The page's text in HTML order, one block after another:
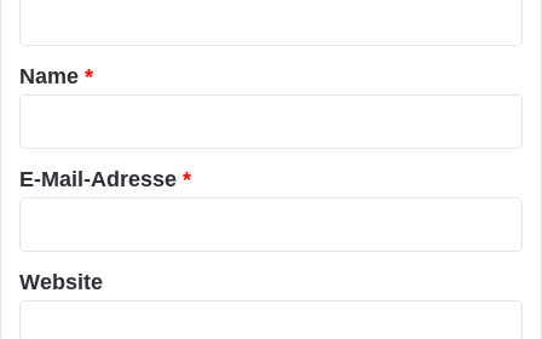
begeistert aufgenommen werden, denn die
Leser wollen sich heute digitale Bibliotheken
aufbauen, die sie ein Leben lang begleiten,
Desktop oder Netbook.“
M
E
Q
i
d
e
-
T
e
a
r
*
Name *
E-Mail-Adresse *
Website